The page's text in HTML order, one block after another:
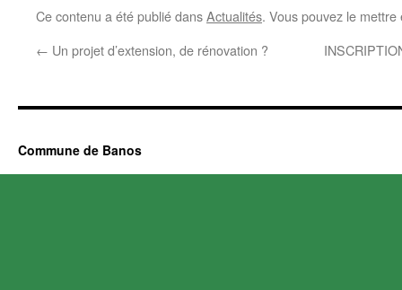
Ce contenu a été publié dansActualités. Vous pouvez le
← Un projet d’extension, de rénovation ?
Commune de Banos